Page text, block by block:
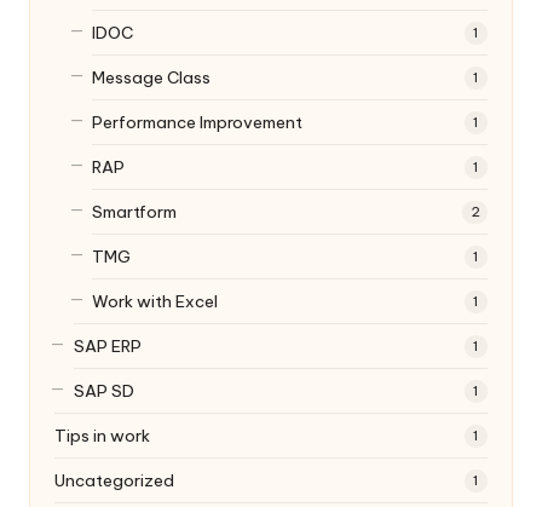
IDOC 1
Message Class 1
Performance Improvement 1
RAP 1
Smartform 2
TMG 1
Work with Excel 1
SAP ERP 1
SAP SD 1
Tips in work 1
Uncategorized 1